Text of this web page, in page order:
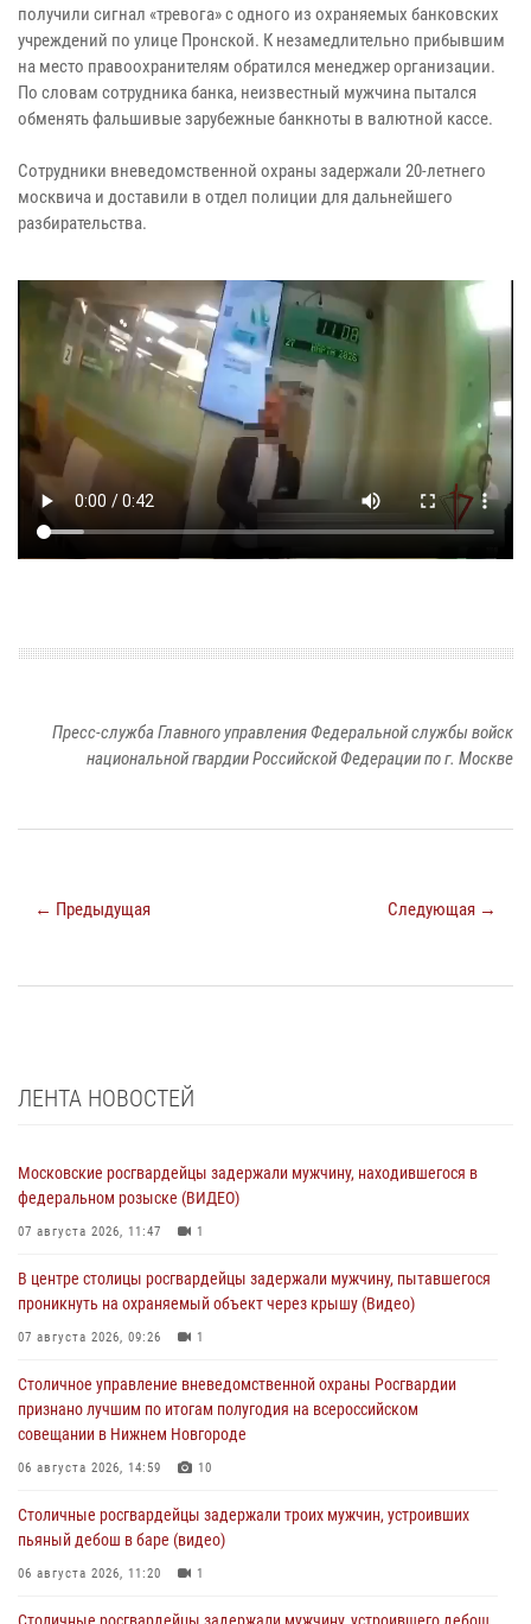
получили сигнал «тревога» с одного из охраняемых банковских
учреждений по улице Пронской. К незамедлительно прибывшим
на место правоохранителям обратился менеджер организации.
По словам сотрудника банка, неизвестный мужчина пытался
обменять фальшивые зарубежные банкноты в валютной кассе.
Сотрудники вневедомственной охраны задержали 20-летнего
москвича и доставили в отдел полиции для дальнейшего
разбирательства.
Пресс-служба Главного управления Федеральной службы войск
национальной гвардии Российской Федерации по г. Москве
← Предыдущая Следующая →
ЛЕНТА НОВОСТЕЙ
Московские росгвардейцы задержали мужчину, находившегося в
федеральном розыске (ВИДЕО)
07 августа 2026, 11:47 1
В центре столицы росгвардейцы задержали мужчину, пытавшегося
проникнуть на охраняемый объект через крышу (Видео)
07 августа 2026, 09:26 1
Столичное управление вневедомственной охраны Росгвардии
признано лучшим по итогам полугодия на всероссийском
совещании в Нижнем Новгороде
06 августа 2026, 14:59 10
Столичные росгвардейцы задержали троих мужчин, устроивших
пьяный дебош в баре (видео)
06 августа 2026, 11:20 1